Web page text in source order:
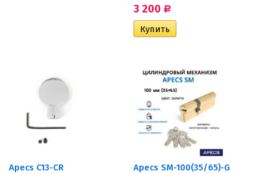
3 200 Р
Apecs C13-CR Apecs SM-100(35/65)-G